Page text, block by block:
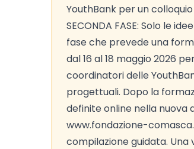
YouthBank per un
SECONDA FASE: Solo le
fase che prevede una
dal 16 al 18 maggio 2026
coordinatori delle
progettuali. Dopo la
definite online nella nuova
www.fondazione-
compilazione guidata.